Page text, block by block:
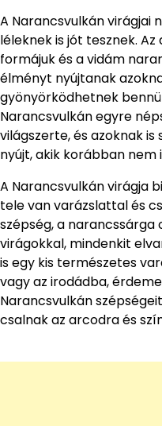
A Narancsvulkán virágjai
léleknek is jót tesznek.
formájuk és a vidám
élményt nyújtanak
gyönyörködhetnek
Narancsvulkán egyre
világszerte, és azoknak
nyújt, akik korábban
A Narancsvulkán virágja
tele van varázslattal és
szépség, a
virágokkal, mindenkit
is egy kis természetes
vagy az irodádba,
Narancsvulkán
csalnak az arcodra és